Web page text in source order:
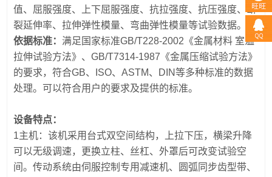
值、屈服强度、上下屈服强度、抗拉强度、抗压强度、断
裂延伸率、拉伸弹性模量、弯曲弹性模量等试验数据。
依据标准： 满足国家标准GB/T228-2002《金属材料 室温
拉伸试验方法》、GB/T7314-1987《金属压缩试验方法》
的要求，符合GB、ISO、ASTM、DIN等多种标准的数据
处理。可以符合用户的要求及提供的标准。
设备特点：
1主机：该机采用台式双空间结构，上拉下压，横梁升降
可以无级调速，更换立柱、丝杠、外罩后可改变试验空
间。传动系统由伺服控制专用减速机、圆弧同步齿型带、